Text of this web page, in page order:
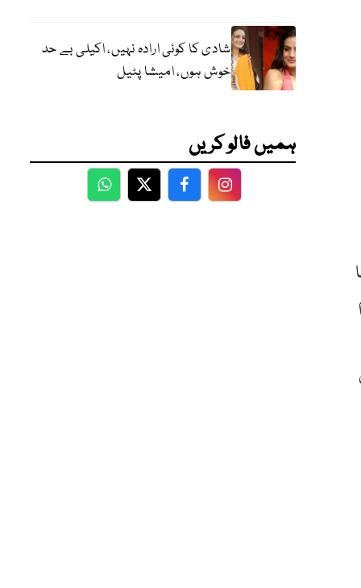
شادی کا کوئی ارادہ نہیں، اکیلی بے حد
خوش ہوں، امیشا پٹیل
ہمیں فالو کریں
WhatsApp
TwitterFacebookFacebook